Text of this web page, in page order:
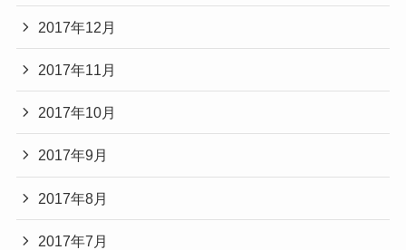
2017年12月
2017年11月
2017年10月
2017年9月
2017年8月
2017年7月